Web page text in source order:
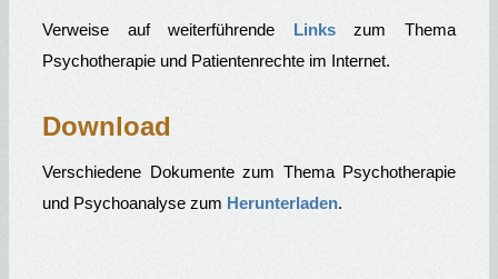
Verweise auf weiterführende Linkszum Thema
Psychotherapie und Patientenrechte im Internet.
Download
Verschiedene Dokumente zum Thema Psychotherapie
und Psychoanalyse zum Herunterladen.